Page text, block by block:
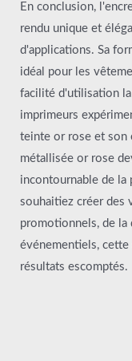
En conclusion,
rendu unique et
d'applications. Sa
idéal pour les
facilité d'utilisation la
imprimeurs
teinte or rose et son
métallisée or rose
incontournable de la
souhaitiez créer des
promotionnels, de la
événementiels,
résultats escomptés.